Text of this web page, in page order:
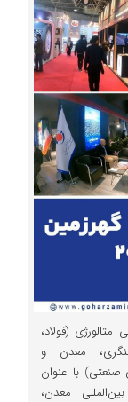
(فولاد،
معدن و
با عنوان
بین‌المللی معدن،